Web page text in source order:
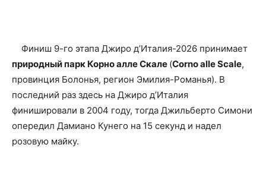
Финиш 9-го этапа Джиро д’Италия-2026 принимает
природный парк Корно алле Скале (Corno alle Scale,
провинция Болонья, регион Эмилия-Романья). В
последний раз здесь на Джиро д’Италия
финишировали в 2004 году, тогда Джильберто Симони
опередил Дамиано Кунего на 15 секунд и надел
розовую майку.